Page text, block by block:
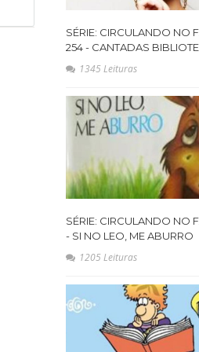
SÉRIE: CIRCULANDO NO
254 - CANTADAS
1345 Leituras
SÉRIE: CIRCULANDO NO
- SI NO LEO, ME ABURRO
1205 Leituras